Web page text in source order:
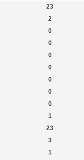
23
2
0
0
0
0
0
0
0
1
23
3
1